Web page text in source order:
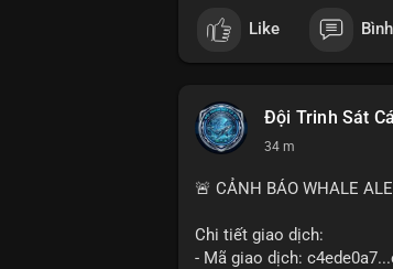
Like
Đội Trinh Sát
34 m
🚨 CẢNH BÁO WHALE
Chi tiết giao dịch:
- Mã giao dịch: